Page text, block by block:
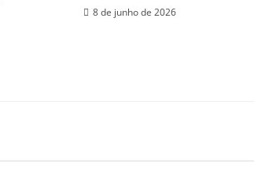
8 de junho de 2026